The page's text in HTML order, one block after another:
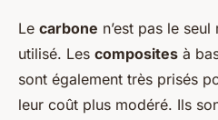
Le carbone n’est pas le
utilisé. Les composites à
sont également très prisés
leur coût plus modéré. Ils